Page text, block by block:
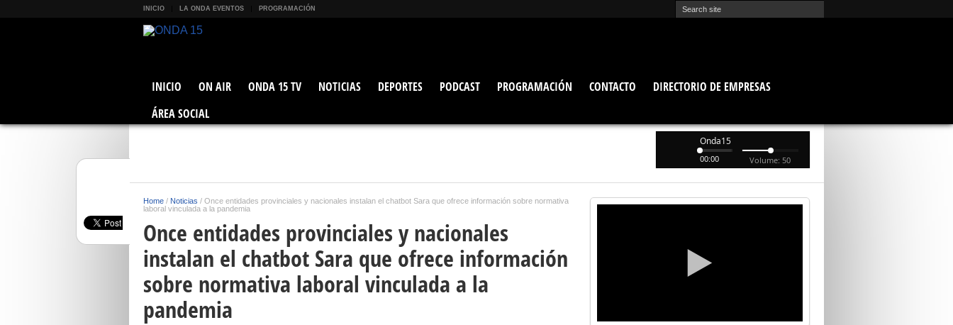
INICIO LA ONDA EVENTOS PROGRAMACIÓN
INICIO ON AIR ONDA 15 TV NOTICIAS DEPORTES PODCAST PROGRAMACIÓN CONTACTO
DIRECTORIO DE EMPRESAS
ÁREA SOCIAL
Onda15
00:00 Volume: 50
Home / Noticias / Once entidades provinciales y nacionales instalan el chatbot Sara que ofrece información sobre normativa
laboral vinculada a la pandemia
Once entidades provinciales y nacionales
instalan el chatbot Sara que ofrece información
sobre normativa laboral vinculada a la
pandemia